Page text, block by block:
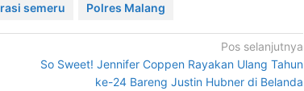
semeru Polres Malang
Pos selanjutnya
So Sweet! Jennifer Coppen Rayakan Ulang Tahun
ke-24 Bareng Justin Hubner di Belanda